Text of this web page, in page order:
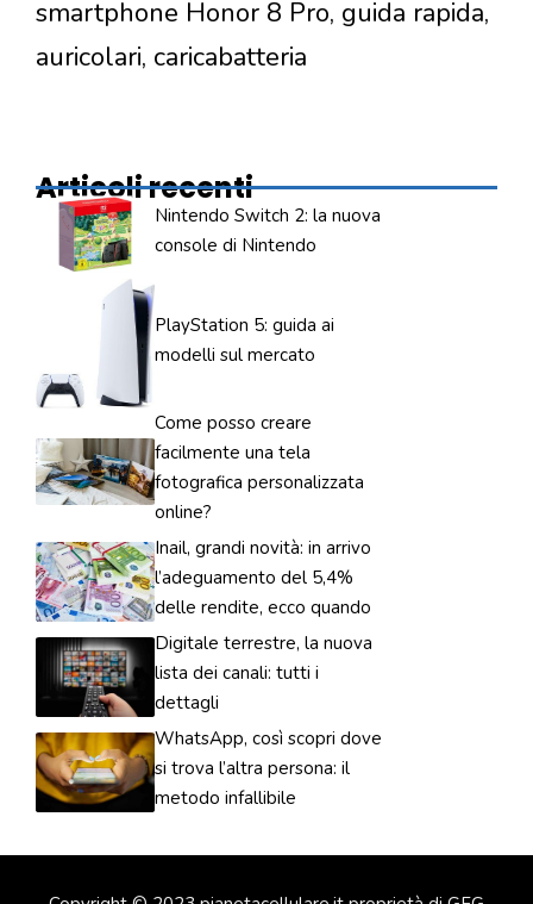
smartphone Honor 8 Pro, guida rapida,
auricolari, caricabatteria
Articoli recenti
Nintendo Switch 2: la nuova
console di Nintendo
PlayStation 5: guida ai
modelli sul mercato
Come posso creare
facilmente una tela
fotografica personalizzata
online?
Inail, grandi novità: in arrivo
l’adeguamento del 5,4%
delle rendite, ecco quando
Digitale terrestre, la nuova
lista dei canali: tutti i
dettagli
WhatsApp, così scopri dove
si trova l’altra persona: il
metodo infallibile